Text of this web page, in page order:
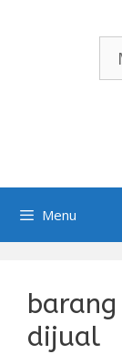
Menu
dijual